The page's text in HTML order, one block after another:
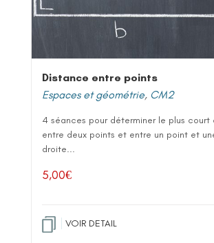
Distance entre points
Espaces et géométrie, CM2
4 séances pour déterminer le plus court
entre deux points et entre un point et
droite...
5,00€
VOIR DETAIL